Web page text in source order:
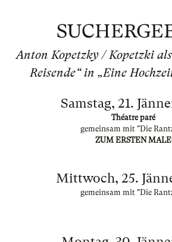
Anton Kopetzky / Kopetzki
Reisende“ in „Eine
Samstag, 21.
Théatre paré
gemeinsam mit "Die
ZUM ERSTEN MALE
Mittwoch, 25.
gemeinsam mit "Die